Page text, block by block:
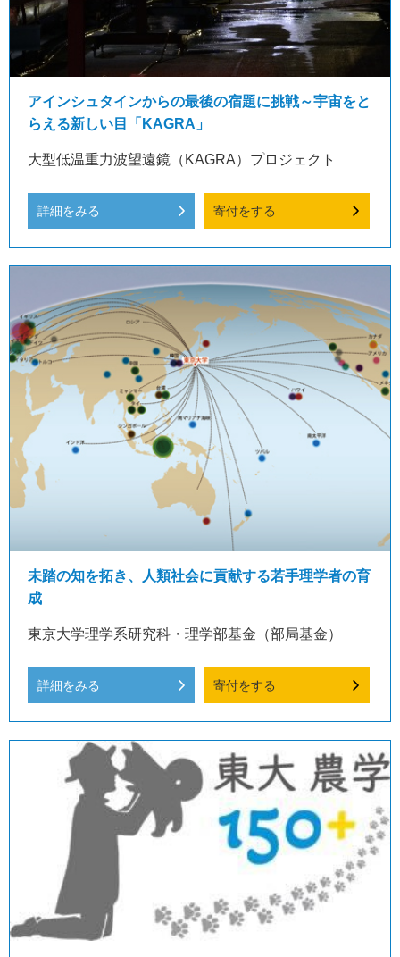
アインシュタインからの最後の宿題に挑戦～宇宙をと
らえる新しい目「KAGRA」
大型低温重力波望遠鏡（KAGRA）プロジェクト
詳細をみる 寄付をする
未踏の知を拓き、人類社会に貢献する若手理学者の育
成
東京大学理学系研究科・理学部基金（部局基金）
詳細をみる 寄付をする